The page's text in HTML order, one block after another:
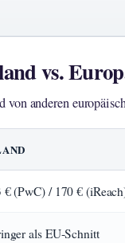
vs.
anderen
€ (PwC) / 170 €
als EU-Schnitt